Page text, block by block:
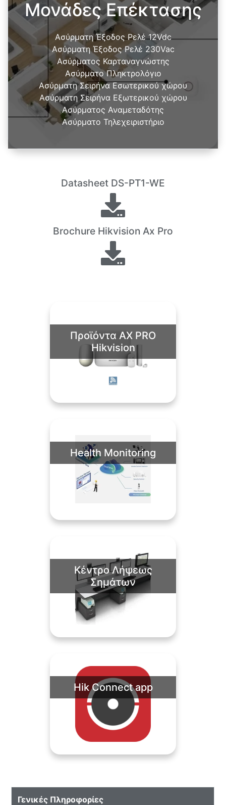
Μονάδες Επέκτασης
Ασύρματη Έξοδος Ρελέ 12Vdc
Ασύρματη Έξοδος Ρελέ 230Vac
Ασύρματος Καρταναγνώστης
Ασύρματο Πληκτρολόγιο
Ασύρματη Σειρήνα Εσωτερικού χώρου
Ασύρματη Σειρήνα Εξωτερικού χώρου
Ασύρματος Αναμεταδότης
Ασύρματο Τηλεχειριστήριο
Datasheet DS-PT1-WE
Brochure Hikvision Ax Pro
Προϊόντα AX PRO
Hikvision
Health Monitoring
Κέντρο Λήψεως
Σημάτων
Hik Connect app
Γενικές Πληροφορίες